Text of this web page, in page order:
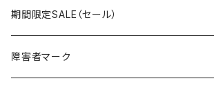
国道600～699号線
ROUTE 100～199号線
宮城県
秋田県
期間限定SALE（セール）
障害者マーク